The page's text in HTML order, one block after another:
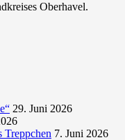
Oberhavel.
29. Juni 2026
Treppchen 7. Juni 2026